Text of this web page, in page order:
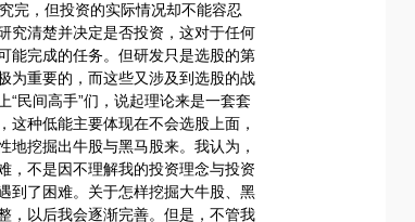
完，但投资的实际情况却不能容忍
究清楚并决定是否投资，这对于任何
能完成的任务。但研发只是选股的第
为重要的，而这些又涉及到选股的战
民间高手”们，说起理论来是一套套
这种低能主要体现在不会选股上面，
挖掘出牛股与黑马股来。我认为，
，不是因不理解我的投资理念与投资
到了困难。关于怎样挖掘大牛股、黑
，以后我会逐渐完善。但是，不管我